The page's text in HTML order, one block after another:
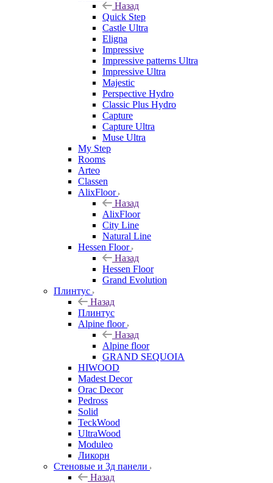
Назад
Quick Step
Castle Ultra
Eligna
Impressive
Impressive patterns Ultra
Impressive Ultra
Majestic
Perspective Hydro
Classic Plus Hydro
Capture
Capture Ultra
Muse Ultra
My Step
Rooms
Arteo
Classen
AlixFloor
Назад
AlixFloor
City Line
Natural Line
Hessen Floor
Назад
Hessen Floor
Grand Evolution
Плинтус
Назад
Плинтус
Alpine floor
Назад
Alpine floor
GRAND SEQUOIA
HIWOOD
Madest Decor
Orac Decor
Pedross
Solid
TeckWood
UltraWood
Moduleo
Ликорн
Стеновые и 3д панели
Назад